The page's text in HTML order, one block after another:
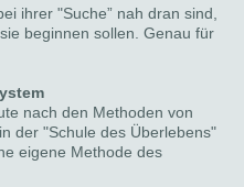
ihrer "Suche” nah dran sind,
beginnen sollen. Genau für
nach den Methoden von
der "Schule des Überlebens"
eigene Methode des